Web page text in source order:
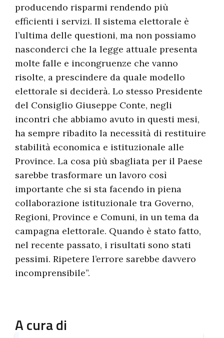
producendo risparmi rendendo più
efficienti i servizi. Il sistema elettorale è
l’ultima delle questioni, ma non possiamo
nasconderci che la legge attuale presenta
molte falle e incongruenze che vanno
risolte, a prescindere da quale modello
elettorale si deciderà. Lo stesso Presidente
del Consiglio Giuseppe Conte, negli
incontri che abbiamo avuto in questi mesi,
ha sempre ribadito la necessità di restituire
stabilità economica e istituzionale alle
Province. La cosa più sbagliata per il Paese
sarebbe trasformare un lavoro così
importante che si sta facendo in piena
collaborazione istituzionale tra Governo,
Regioni, Province e Comuni, in un tema da
campagna elettorale. Quando è stato fatto,
nel recente passato, i risultati sono stati
pessimi. Ripetere l’errore sarebbe davvero
incomprensibile”.
A cura di